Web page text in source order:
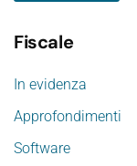
Fiscale
In evidenza
Approfondimenti
Software